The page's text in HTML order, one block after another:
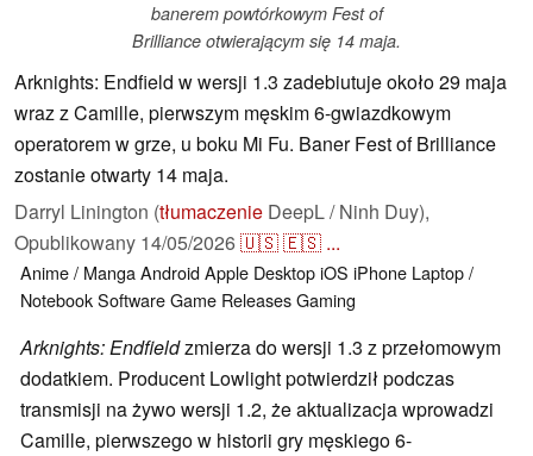
banerem powtórkowym Fest of
Brilliance otwierającym się 14 maja.
Arknights: Endfield w wersji 1.3 zadebiutuje około 29 maja
wraz z Camille, pierwszym męskim 6-gwiazdkowym
operatorem w grze, u boku Mi Fu. Baner Fest of Brilliance
zostanie otwarty 14 maja.
Darryl Linington (tłumaczenie DeepL / Ninh Duy),
Opublikowany 14/05/2026🇺🇸🇪🇸 ...
Anime / MangaAndroidApple DesktopiOS iPhone Laptop /
NotebookSoftwareGame ReleasesGaming
Arknights: Endfieldzmierza do wersji 1.3 z przełomowym
dodatkiem. Producent Lowlight potwierdził podczas
transmisji na żywo wersji 1.2, że aktualizacja wprowadzi
Camille, pierwszego w historii gry męskiego 6-